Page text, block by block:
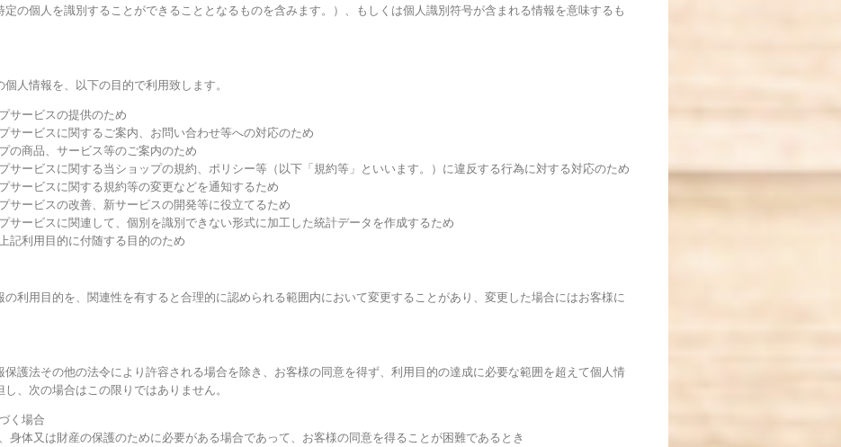
定の個人を識別することができることとなるものを含みます。）、もしくは個人識別符号が含まれる情報を意味するも
人情報を、以下の目的で利用致します。
サービスの提供のため
サービスに関するご案内、お問い合わせ等への対応のため
の商品、サービス等のご案内のため
サービスに関する当ショップの規約、ポリシー等（以下「規約等」といいます。）に違反する行為に対する対応のため
サービスに関する規約等の変更などを通知するため
サービスの改善、新サービスの開発等に役立てるため
サービスに関連して、個別を識別できない形式に加工した統計データを作成するため
記利用目的に付随する目的のため
の利用目的を、関連性を有すると合理的に認められる範囲内において変更することがあり、変更した場合にはお客様に
保護法その他の法令により許容される場合を除き、お客様の同意を得ず、利用目的の達成に必要な範囲を超えて個人情
、次の場合はこの限りではありません。
く場合
身体又は財産の保護のために必要がある場合であって、お客様の同意を得ることが困難であるとき